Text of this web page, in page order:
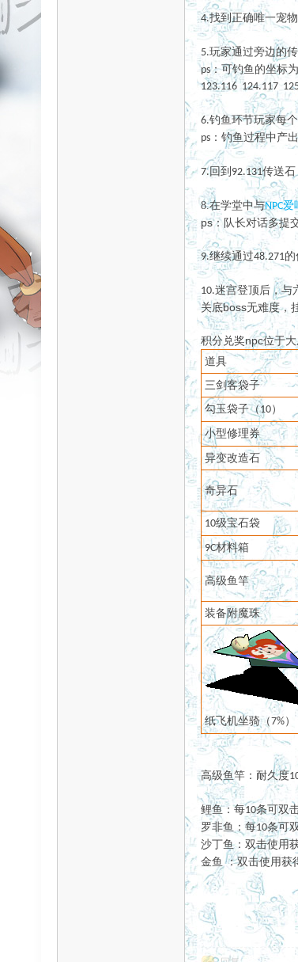
4.找到正确唯一宠
5.玩家通过旁边的
ps：可钓鱼的坐标为
123.116 124.117
6.钓鱼环节玩家每
ps ：钓鱼过程中产
7.回到 92.131传送
8.在学堂中与NPC爱
ps：队长对话多提
9.继续通过48.271
10.迷宫登顶后，与
关底boss无难度，
积分兑奖npc位于
道具
三剑客袋子
勾玉袋子（10）
小型修理券
异变改造石
奇异石
10级宝石袋
9C材料箱
高级鱼竿
装备附魔珠
纸飞机坐骑（7%）
高级鱼竿：耐久度
鲤鱼：每10条可双
罗非鱼：每10条可
沙丁鱼： 双击使用
金鱼 ：双击使用获